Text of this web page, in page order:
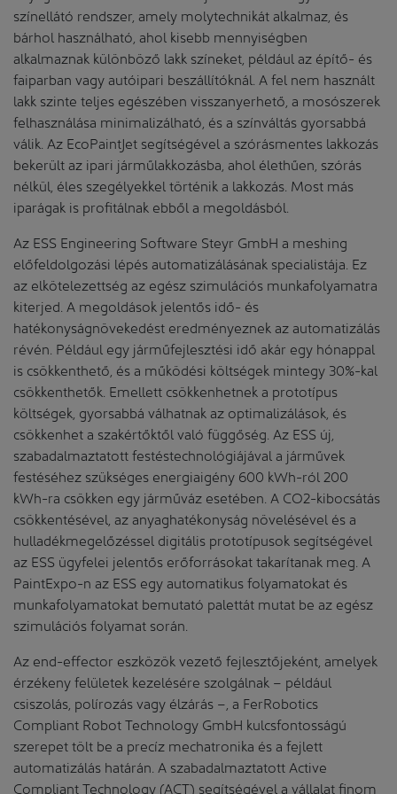
színellátó rendszer, amely molytechnikát alkalmaz, és
bárhol használható, ahol kisebb mennyiségben
alkalmaznak különböző lakk színeket, például az építő- és
faiparban vagy autóipari beszállítóknál. A fel nem használt
lakk szinte teljes egészében visszanyerhető, a mosószerek
felhasználása minimalizálható, és a színváltás gyorsabbá
válik. Az EcoPaintJet segítségével a szórásmentes lakkozás
bekerült az ipari járműlakkozásba, ahol élethűen, szórás
nélkül, éles szegélyekkel történik a lakkozás. Most más
iparágak is profitálnak ebből a megoldásból.
Az ESS Engineering Software Steyr GmbH a meshing
előfeldolgozási lépés automatizálásának specialistája. Ez
az elkötelezettség az egész szimulációs munkafolyamatra
kiterjed. A megoldások jelentős idő- és
hatékonyságnövekedést eredményeznek az automatizálás
révén. Például egy járműfejlesztési idő akár egy hónappal
is csökkenthető, és a működési költségek mintegy 30%-kal
csökkenthetők. Emellett csökkenhetnek a prototípus
költségek, gyorsabbá válhatnak az optimalizálások, és
csökkenhet a szakértőktől való függőség. Az ESS új,
szabadalmaztatott festéstechnológiájával a járművek
festéséhez szükséges energiaigény 600 kWh-ról 200
kWh-ra csökken egy járműváz esetében. A CO2-kibocsátás
csökkentésével, az anyaghatékonyság növelésével és a
hulladékmegelőzéssel digitális prototípusok segítségével
az ESS ügyfelei jelentős erőforrásokat takarítanak meg. A
PaintExpo-n az ESS egy automatikus folyamatokat és
munkafolyamatokat bemutató palettát mutat be az egész
szimulációs folyamat során.
Az end-effector eszközök vezető fejlesztőjeként, amelyek
érzékeny felületek kezelésére szolgálnak – például
csiszolás, polírozás vagy élzárás –, a FerRobotics
Compliant Robot Technology GmbH kulcsfontosságú
szerepet tölt be a precíz mechatronika és a fejlett
automatizálás határán. A szabadalmaztatott Active
Compliant Technology (ACT) segítségével a vállalat finom